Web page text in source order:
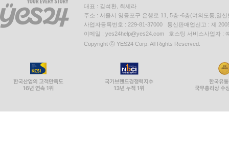
대표 : 김석환, 최세라
주소 : 서울시 영등포구 은행로 11, 5층~6층(여의도동,일신
사업자등록번호 : 229-81-37000 통신판매업신고 : 제
이메일 : yes24help@yes24.com 호스팅 서비스사업자 :
Copyright ⓒ YES24 Corp. All Rights Reserved.